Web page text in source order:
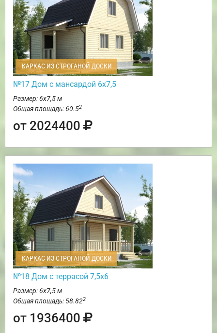
КАРКАС ИЗ СТРОГАНОЙ ДОСКИ
№17 Дом с мансардой 6х7,5
Размер: 6х7,5 м
Общая площадь: 60.52
от 2024400
КАРКАС ИЗ СТРОГАНОЙ ДОСКИ
№18 Дом с террасой 7,5х6
Размер: 6х7,5 м
Общая площадь: 58.822
от 1936400